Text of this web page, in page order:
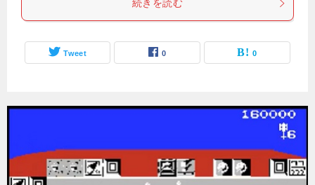
続きを読む
Tweet 0 0